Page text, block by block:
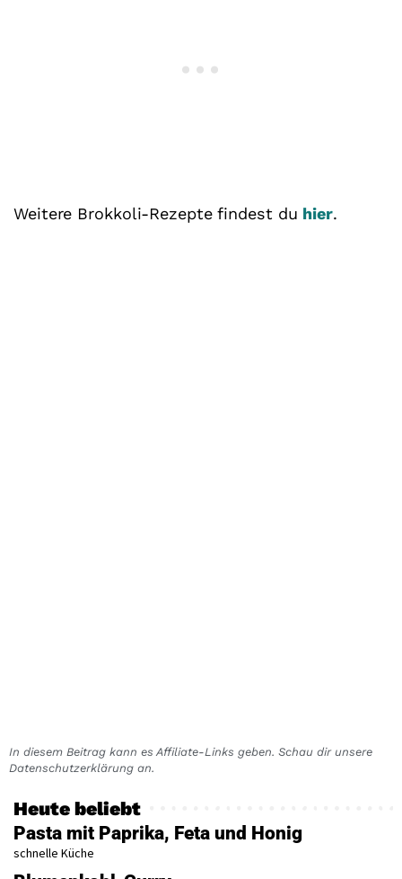
Weitere Brokkoli-Rezepte findest du hier.
In diesem Beitrag kann es Affiliate-Links geben. Schau dir unsere
Datenschutzerklärung an.
Heute beliebt
Pasta mit Paprika, Feta und Honig
schnelle Küche